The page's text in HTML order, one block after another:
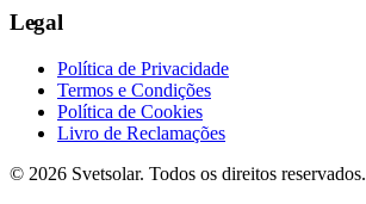
Legal
Política de Privacidade
Termos e Condições
Política de Cookies
Livro de Reclamações
© 2026 Svetsolar. Todos os direitos reservados.